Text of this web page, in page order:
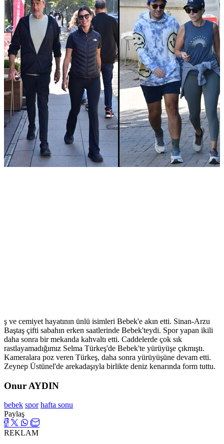
ş ve cemiyet hayatının ünlü isimleri Bebek'e akın etti. Sinan-Arzu
Baştaş çifti sabahın erken saatlerinde Bebek'teydi. Spor yapan ikili
daha sonra bir mekanda kahvaltı etti. Caddelerde çok sık
rastlayamadığımız Selma Türkeş'de Bebek'te yürüyüşe çıkmıştı.
Kameralara poz veren Türkeş, daha sonra yürüyüşüne devam etti.
Zeynep Üstünel'de arekadaşıyla birlikte deniz kenarında form tuttu.
Onur AYDIN
bebek spor hafta sonu
Paylaş
REKLAM